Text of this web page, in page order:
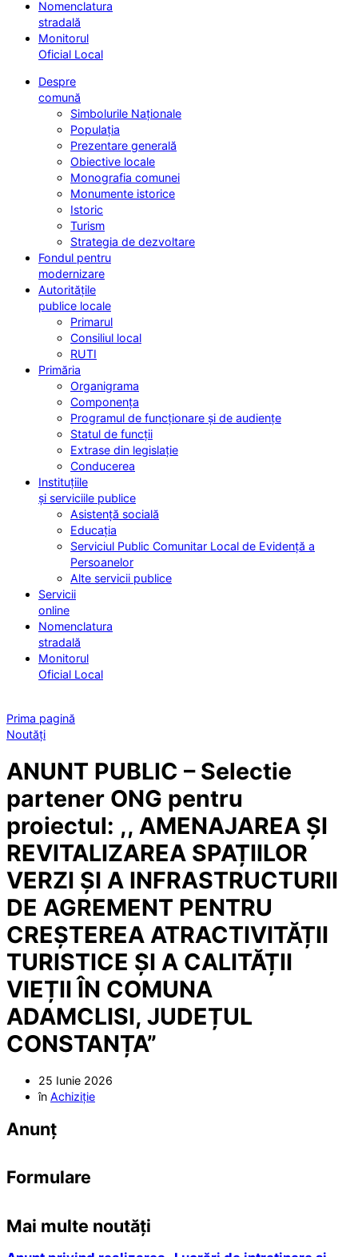
Nomenclatura
stradală
Monitorul
Oficial Local
Despre
comună
Simbolurile Naționale
Populația
Prezentare generală
Obiective locale
Monografia comunei
Monumente istorice
Istoric
Turism
Strategia de dezvoltare
Fondul pentru
modernizare
Autoritățile
publice locale
Primarul
Consiliul local
RUTI
Primăria
Organigrama
Componența
Programul de funcționare și de audiențe
Statul de funcții
Extrase din legislație
Conducerea
Instituțiile
și serviciile publice
Asistență socială
Educația
Serviciul Public Comunitar Local de Evidență a
Persoanelor
Alte servicii publice
Servicii
online
Nomenclatura
stradală
Monitorul
Oficial Local
Prima pagină
Noutăți
ANUNT PUBLIC – Selectie
partener ONG pentru
proiectul: ,, AMENAJAREA ȘI
REVITALIZAREA SPAȚIILOR
VERZI ȘI A INFRASTRUCTURII
DE AGREMENT PENTRU
CREȘTEREA ATRACTIVITĂȚII
TURISTICE ȘI A CALITĂȚII
VIEȚII ÎN COMUNA
ADAMCLISI, JUDEȚUL
CONSTANȚA”
25 Iunie 2026
în Achiziție
Anunț
Formulare
Mai multe noutăți